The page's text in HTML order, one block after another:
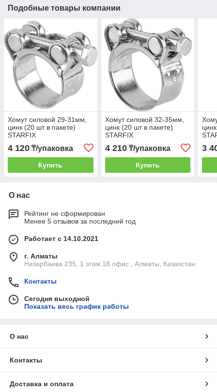
Подобные товары компании
Хомут силовой 29-31мм,
цинк (20 шт в пакете)
STARFIX
4 120 ₸/упаковка
Купить
Хомут силовой 32-35мм,
цинк (20 шт в пакете)
STARFIX
4 210₸/упаковка
Купить
3
О нас
Рейтинг не сформирован
Менее 5 отзывов за последний год
Работает с 14.10.2021
г. Алматы
Назарбаева 235, 1 этаж 18 офис , Алматы, Казахстан
Контакты
Сегодня выходной
Показать весь график работы
О нас
Контакты
Доставка и оплата